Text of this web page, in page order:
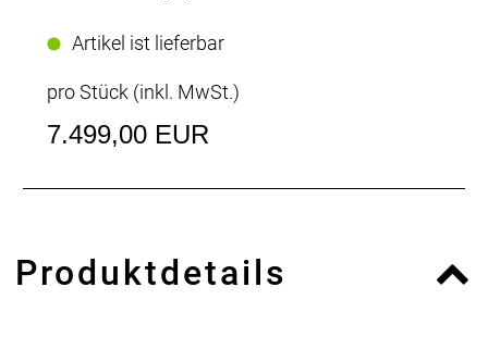
Artikel ist lieferbar
pro Stück (inkl. MwSt.)
7.499,00 EUR
Produktdetails